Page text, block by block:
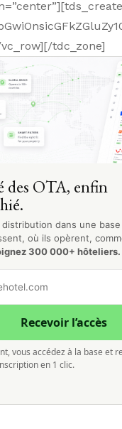
tdc_zone]
des OTA, enfin
distribution dans une
où ils opèrent,
300 000+ hôteliers.
Recevoir l’accès
vous accédez à la base et
en 1 clic.